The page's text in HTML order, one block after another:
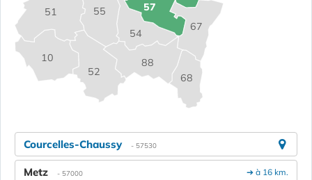
10
51
52
54
55 57
67
68
88
Courcelles-Chaussy - 57530
➔ à 16 km.
Metz - 57000